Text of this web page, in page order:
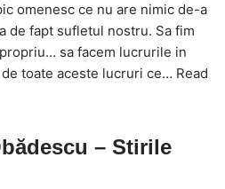
omenesc ce nu are nimic de-a
de fapt sufletul nostru. Sa fim
sa facem lucrurile in
toate aceste lucruri ce… Read
– Stirile